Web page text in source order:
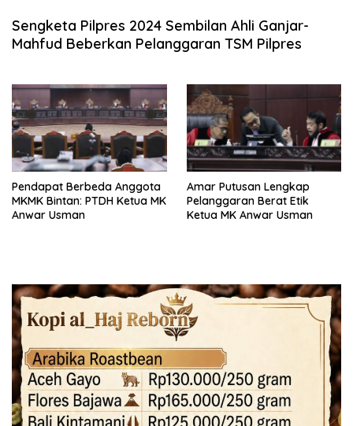
Sengketa Pilpres 2024 Sembilan Ahli Ganjar-
Mahfud Beberkan Pelanggaran TSM Pilpres
Pendapat Berbeda Anggota
MKMK Bintan: PTDH Ketua MK
Anwar Usman
Amar Putusan Lengkap
Pelanggaran Berat Etik
Ketua MK Anwar Usman